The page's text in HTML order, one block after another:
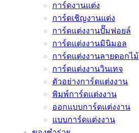
ชื่อ
ดัง
หมอ
ช้าง
และ
หมอ
ลักษณ์
ลับ
จาก
หมอดู
ชื่อ
ดัง
หมอ
ช้าง
และ
หมอ
ไม่
มี
เอา
ทำ!
เมื่อ
ต้อง
เลื่อน
งาน
แต่ง
เพราะ
พิษ
โค
วิด
การ์ดงานแต่ง
การ์ดเชิญงานแต่ง
การ์ดแต่งงานปั๊มฟอยล์
การ์ดแต่งงานมินิมอล
การ์ดแต่งงานลายดอกไม้
การ์ดแต่งงานวินเทจ
ตัวอย่างการ์ดแต่งงาน
พิมพ์การ์ดแต่งงาน
ออกแบบการ์ดแต่งงาน
แบบการ์ดแต่งงาน